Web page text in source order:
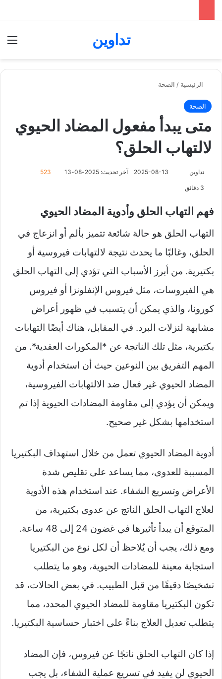
تداوين
الرئيسية / الصحة
الصحة
متى يبدأ مفعول المضاد الحيوي
لالتهاب الحلق؟
تداوين
ع
ل
X
2025-08-13 آخر تحديث: 2025-08-13 523
فهم التهاب الحلق وأدوية المضاد الحيوي
التهاب الحلق هو حالة شائعة تتميز بألم أو انزعاج في
الحلق، وغالبًا ما يحدث نتيجة لالتهابات فيروسية أو
بكتيرية. من أبرز الأسباب التي تؤدي إلى التهاب الحلق
هي الفيروسات، مثل فيروس الإنفلونزا أو فيروس
كورونا، والذي يمكن أن يتسبب في ظهور أعراض
مشابهة لنزلات البرد. في المقابل، هناك أيضًا التهابات
بكتيرية، مثل تلك الناتجة عن *المكورات العقدية*. من
المهم التفريق بين النوعين حيث أن استخدام أدوية
المضاد الحيوي غير فعال ضد الالتهابات الفيروسية،
ويمكن أن يؤدي إلى مقاومة المضادات الحيوية إذا تم
استخدامها بشكل غير صحيح.
أدوية المضاد الحيوي تعمل من خلال استهداف البكتيريا
المسببة للعدوى، مما يساعد على تقليص شدة
الأعراض وتسريع الشفاء. عند استخدام هذه الأدوية
لعلاج التهاب الحلق الناتج عن عدوى بكتيرية، من
المتوقع أن يبدأ تأثيرها في غضون 24 إلى 48 ساعة.
ومع ذلك، يجب أن يُلاحظ أن لكل نوع من البكتيريا
استجابة معينة للمضادات الحيوية، وهو ما يتطلب
تشخيصًا دقيقًا من قبل الطبيب. في بعض الحالات، قد
تكون البكتيريا مقاومة للمضاد الحيوي المحدد، مما
يتطلب تعديل العلاج بناءً على اختبار حساسية البكتيريا.
إذا كان التهاب الحلق ناتجًا عن فيروس، فإن المضاد
الحيوي لن يفيد في تسريع عملية الشفاء، بل يجب